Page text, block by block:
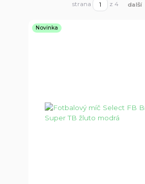
strana z 4 další
Novinka